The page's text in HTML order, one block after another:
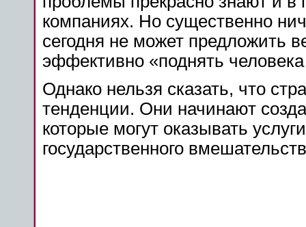
компаниях. Но существенно
сегодня не может предложить
эффективно «поднять
Однако нельзя сказать, что
тенденции. Они начинают
которые могут оказывать
государственного